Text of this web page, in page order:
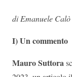
di Emanuele Calò
I) Un commento
Mauro Suttora